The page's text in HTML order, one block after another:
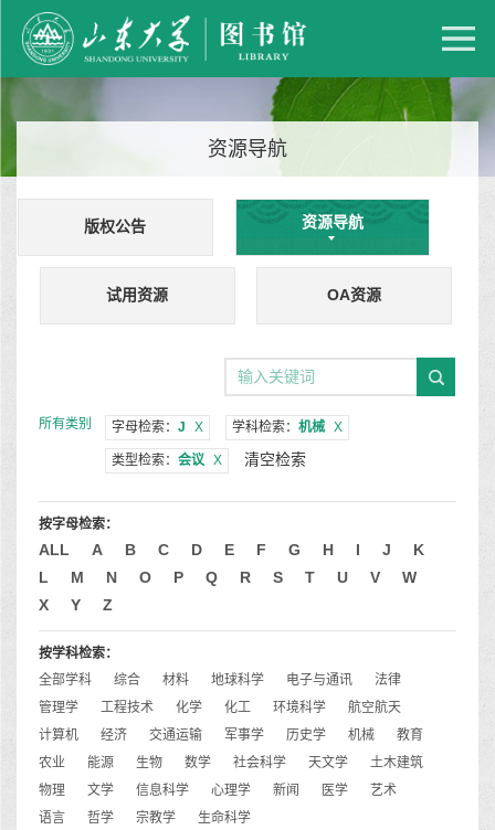
资源导航
版权公告 资源导航
试用资源 OA资源
所有类别 字母检索： J X 学科检索： 机械 X
类型检索： 会议 X 清空检索
按字母检索：
ALL A B C D E F G H I J
K
L
M N O P Q R S T U V
W
X
Y Z
按学科检索：
全部学科
综合 材料 地球科学 电子与通讯
法律
管理学
工程技术 化学 化工 环境科学
航空航天
计算机
经济 交通运输 军事学 历史学 机械
教育
农业
能源 生物 数学 社会科学 天文学
土木建筑
物理
文学 信息科学 心理学 新闻 医学
艺术
语言
哲学 宗教学 生命科学